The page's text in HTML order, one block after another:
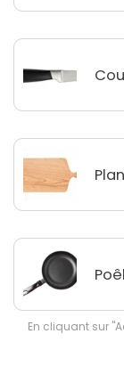
En cliquant sur